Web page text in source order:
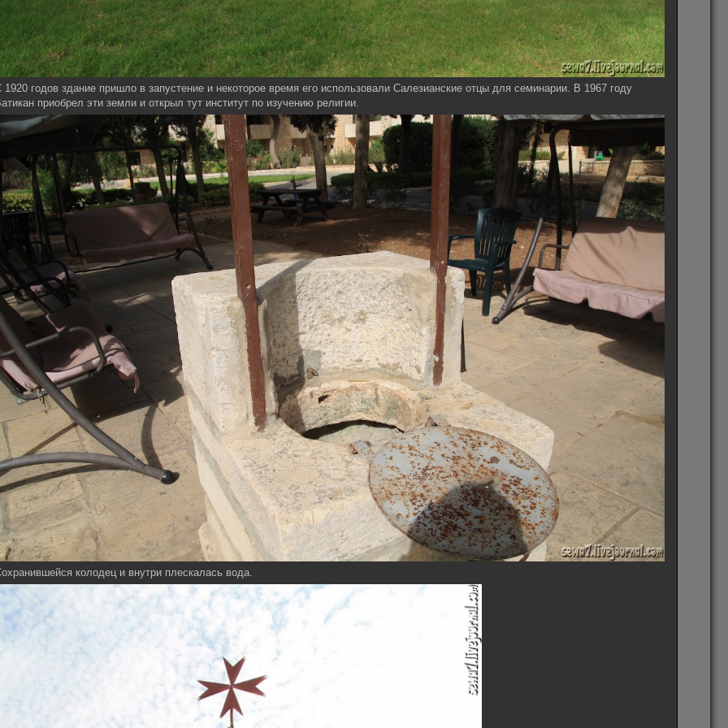
1920 годов здание пришло в запустение и некоторое время его использовали Салезианские отцы для семинарии. В 1967 году
приобрел эти земли и открыл тут институт по изучению религии.
колодец и внутри плескалась вода.